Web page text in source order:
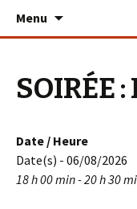
Le PLAN
Menu
SOIRÉE
Date / Heure
Date(s) - 06/08/2026
18 h 00 min - 20 h 30